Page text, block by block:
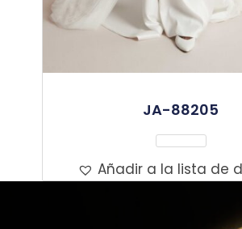
JA-88205
Leer Más
Añadir a la lista de